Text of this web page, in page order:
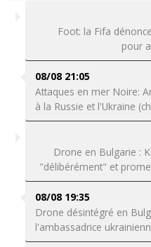
Foot: la Fifa
pour
08/08 21:05
Attaques en mer Noire:
à la Russie et l'Ukraine
Drone en Bulgarie :
"délibérément" et
08/08 19:35
Drone désintégré en
l'ambassadrice